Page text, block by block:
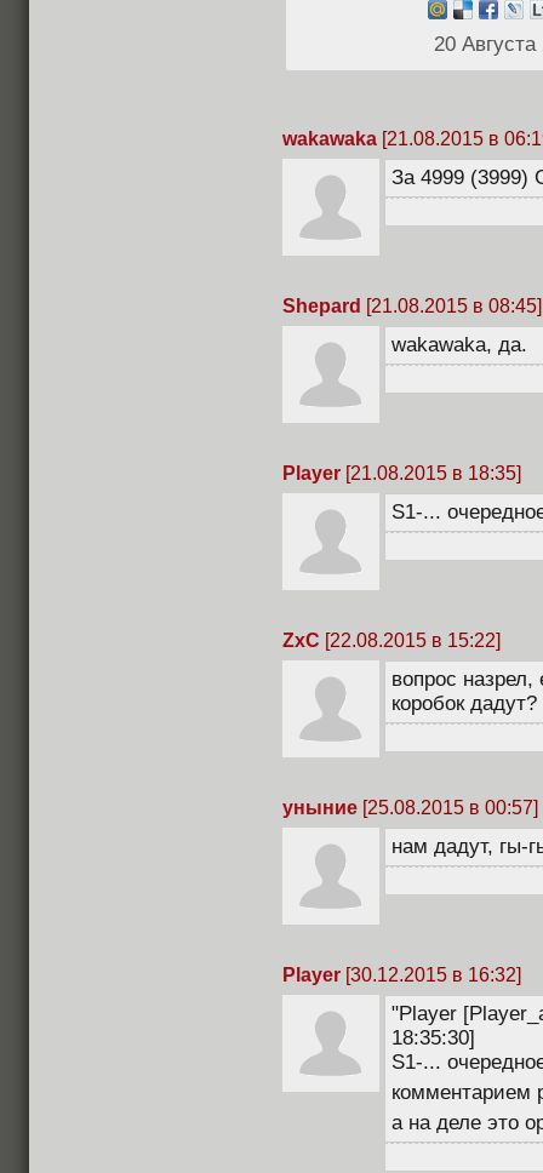
20
wakawaka [21.08.2015 в
За 4999 (3999)
Shepard [21.08.2015 в 08:45]
wakawaka, да.
Player [21.08.2015 в 18:35]
S1-...
ZxC [22.08.2015 в 15:22]
вопрос
коробок дадут?
уныние [25.08.2015 в 00:57]
нам дадут, гы-
Player [30.12.2015 в 16:32]
"Player
18:35:30]
S1-...
комментарием
а на деле это